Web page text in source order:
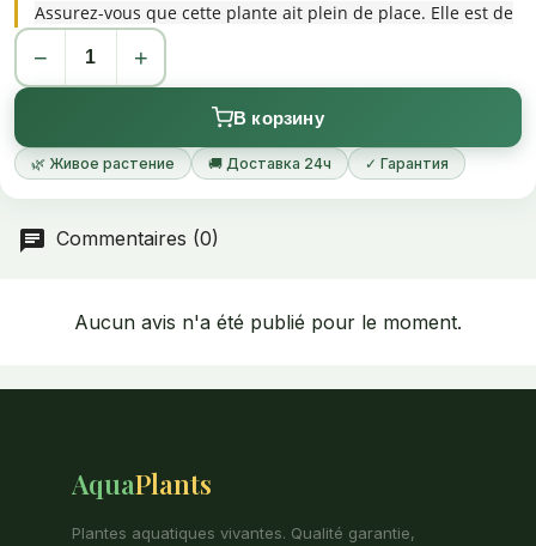
Assurez-vous que cette plante ait plein de place. Elle est de
plus facile à maîtriser. Très colorée et remarquable sous
− +
В корзину
🌿 Живое растение 🚚 Доставка 24ч ✓ Гарантия
Commentaires (0)
Aucun avis n'a été publié pour le moment.
AquaPlants
Plantes aquatiques vivantes. Qualité garantie,